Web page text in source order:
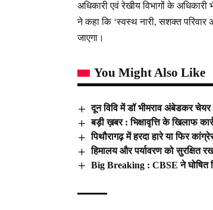
अधिकारी एवं रेखीय विभागों के
ने कहा कि ‘स्वस्थ नारी, सशक्त परिवार
जाएगा।
You Might Also Like
दून विवि में डॉ भीमराव अंबेडकर चेयर
बड़ी ख़बर : भिक्षावृत्ति के खिलाफ
पिथौरागढ़ में हरदा हारे या फिर
हिमालय और पर्यावरण को सुरक्षित
Big Breaking : CBSE ने घोषित